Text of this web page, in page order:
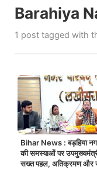
Barahiya
1 post tagged with
Bihar News : बड़हिया
की समस्याओं पर
सख्त पहल, अतिक्रमण और